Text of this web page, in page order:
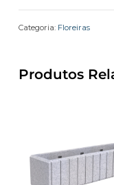
Categoria: Floreiras
Produtos